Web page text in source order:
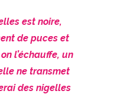
est noire,
de puces et
l’échauffe, un
ne transmet
des nigelles